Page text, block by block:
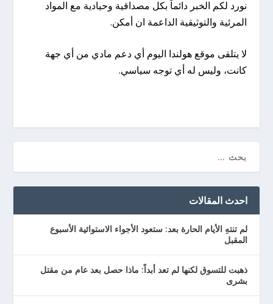
نورد لكم الخبر دائماً بكل مصداقية وحيادية مع المواد
المرئية والتوثيقية الداعمة ان أمكن.
لا يتلقى موقع هولندا اليوم أي دعم مادي من أي جهة
كانت، وليس له أي توجه سياسي.
احدث المقالات
لم تنتهِ الأيام الحارة بعد: ستعود الأجواء الاستوائية الأسبوع
المقبل
ذهبت للتسوق لكنها لم تعد أبداً: ماذا حصل بعد عام من مقتل
بشرى